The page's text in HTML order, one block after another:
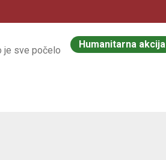
je sve počelo
Humanitarna akcija